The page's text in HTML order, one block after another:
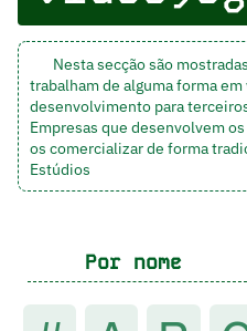
Nesta secção são
trabalham de alguma forma
desenvolvimento para
Empresas que desenvolvem
os comercializar de forma
Estúdios
Por nome